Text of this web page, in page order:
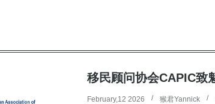
移民顾问协会CAPIC致
February,12 2026 猴君Yannick